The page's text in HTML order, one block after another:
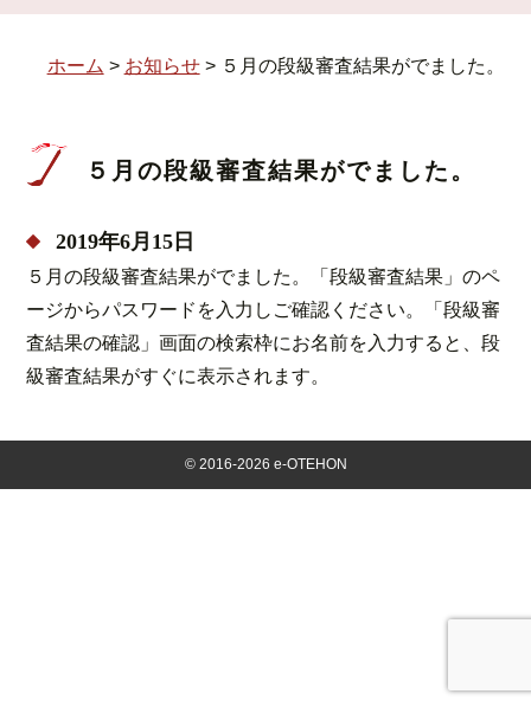
ホーム > お知らせ> ５月の段級審査結果がでました。
５月の段級審査結果がでました。
2019年6月15日
５月の段級審査結果がでました。「段級審査結果」のペ
ージからパスワードを入力しご確認ください。「段級審
査結果の確認」画面の検索枠にお名前を入力すると、段
級審査結果がすぐに表示されます。
© 2016-2026 e-OTEHON